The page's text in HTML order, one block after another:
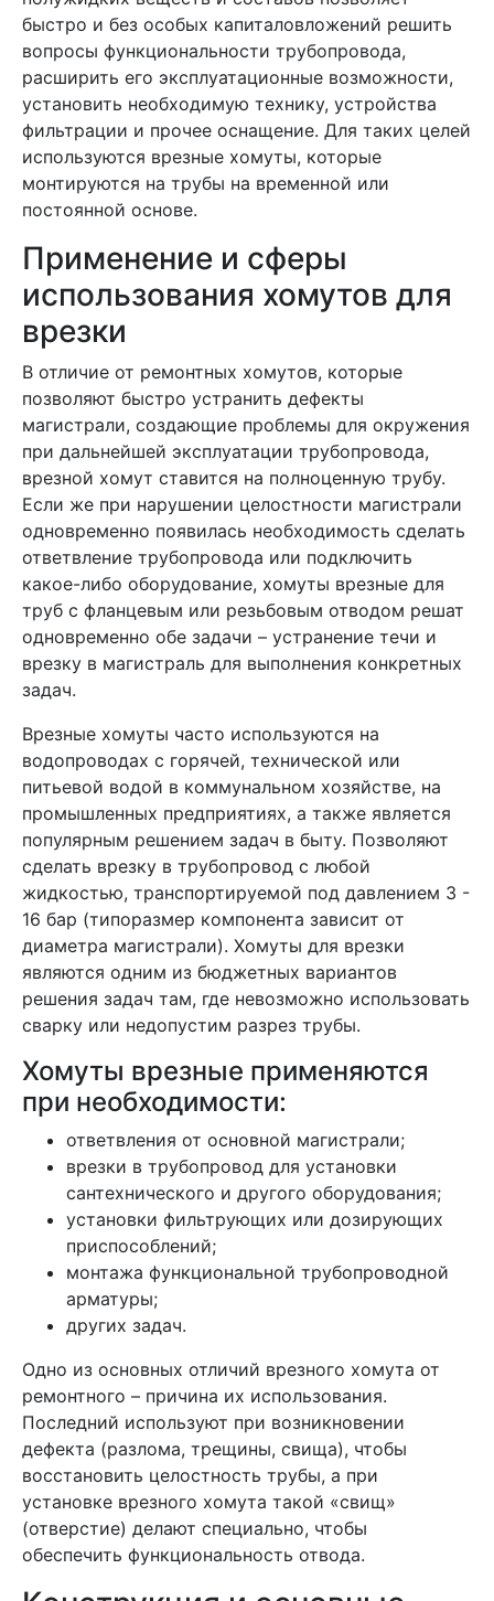
быстро и без особых капиталовложений решить
вопросы функциональности трубопровода,
расширить его эксплуатационные возможности,
установить необходимую технику, устройства
фильтрации и прочее оснащение. Для таких целей
используются врезные хомуты, которые
монтируются на трубы на временной или
постоянной основе.
Применение и сферы
использования хомутов для
врезки
В отличие от ремонтных хомутов, которые
позволяют быстро устранить дефекты
магистрали, создающие проблемы для окружения
при дальнейшей эксплуатации трубопровода,
врезной хомут ставится на полноценную трубу.
Если же при нарушении целостности магистрали
одновременно появилась необходимость сделать
ответвление трубопровода или подключить
какое-либо оборудование, хомуты врезные для
труб с фланцевым или резьбовым отводом решат
одновременно обе задачи – устранение течи и
врезку в магистраль для выполнения конкретных
задач.
Врезные хомуты часто используются на
водопроводах с горячей, технической или
питьевой водой в коммунальном хозяйстве, на
промышленных предприятиях, а также является
популярным решением задач в быту. Позволяют
сделать врезку в трубопровод с любой
жидкостью, транспортируемой под давлением 3 -
16 бар (типоразмер компонента зависит от
диаметра магистрали). Хомуты для врезки
являются одним из бюджетных вариантов
решения задач там, где невозможно использовать
сварку или недопустим разрез трубы.
Хомуты врезные применяются
при необходимости:
ответвления от основной магистрали;
врезки в трубопровод для установки
сантехнического и другого оборудования;
установки фильтрующих или дозирующих
приспособлений;
монтажа функциональной трубопроводной
арматуры;
других задач.
Одно из основных отличий врезного хомута от
ремонтного – причина их использования.
Последний используют при возникновении
дефекта (разлома, трещины, свища), чтобы
восстановить целостность трубы, а при
установке врезного хомута такой «свищ»
(отверстие) делают специально, чтобы
обеспечить функциональность отвода.